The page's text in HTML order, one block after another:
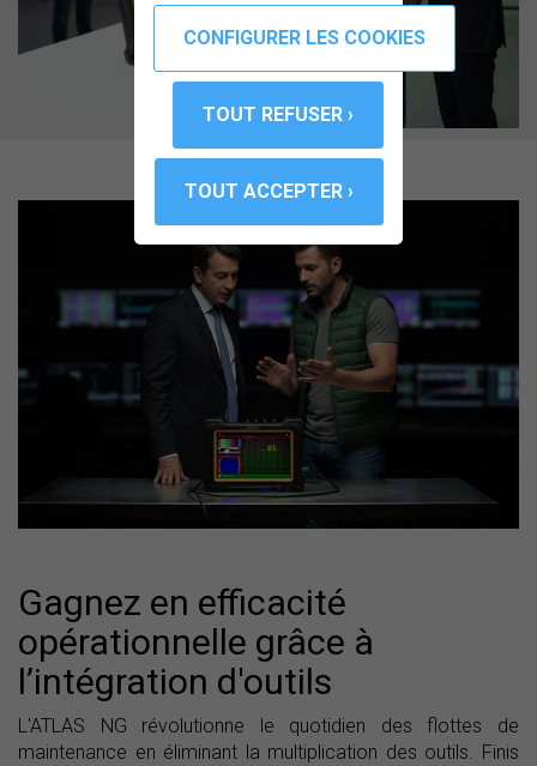
Gagnez en efficacité
opérationnelle grâce à
l’intégration d'outils
L'ATLAS NG révolutionne le quotidien des flottes de
maintenance en éliminant la multiplication des outils. Finis